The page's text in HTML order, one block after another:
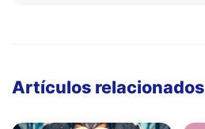
Artículos relacionados